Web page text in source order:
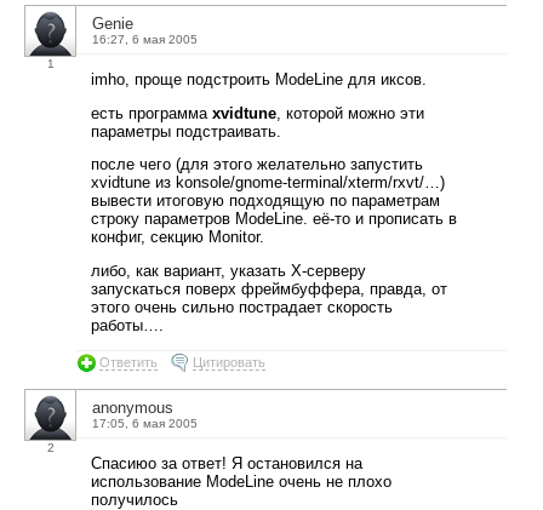
1
Genie
16:27, 6 мая 2005
imho, проще подстроить ModeLine для иксов.
есть программа xvidtune , которой можно эти
параметры подстраивать.
после чего (для этого желательно запустить
xvidtune из konsole/gnome-terminal/xterm/rxvt/…)
вывести итоговую подходящую по параметрам
строку параметров ModeLine. её-то и прописать в
конфиг, секцию Monitor.
либо, как вариант, указать Х-серверу
запускаться поверх фреймбуффера, правда, от
этого очень сильно пострадает скорость
работы….
Ответить Цитировать
2
anonymous
17:05, 6 мая 2005
Спасиюо за ответ! Я остановился на
использование ModeLine очень не плохо
получилось